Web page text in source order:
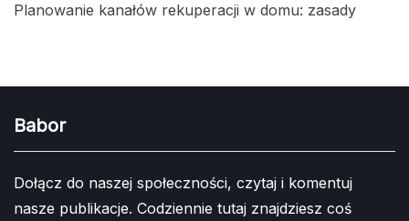
Planowanie kanałów rekuperacji w domu: zasady
Babor
Dołącz do naszej społeczności, czytaj i komentuj
nasze publikacje. Codziennie tutaj znajdziesz coś